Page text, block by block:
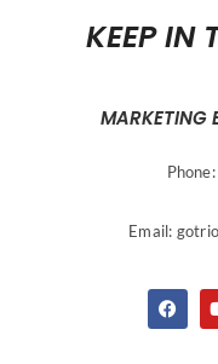
KEEP IN
MARKETING
Email: